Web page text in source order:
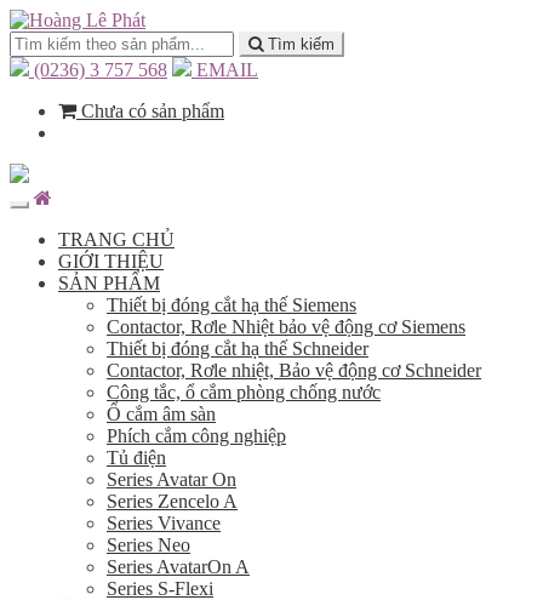
Tìm kiếm
(0236) 3 757 568
EMAIL
Chưa có sản phẩm
TRANG CHỦ
GIỚI THIỆU
SẢN PHẨM
Thiết bị đóng cắt hạ thế Siemens
Contactor, Rơle Nhiệt bảo vệ động cơ Siemens
Thiết bị đóng cắt hạ thế Schneider
Contactor, Rơle nhiệt, Bảo vệ động cơ Schneider
Công tắc, ổ cắm phòng chống nước
Ổ cắm âm sàn
Phích cắm công nghiệp
Tủ điện
Series Avatar On
Series Zencelo A
Series Vivance
Series Neo
Series AvatarOn A
Series S-Flexi